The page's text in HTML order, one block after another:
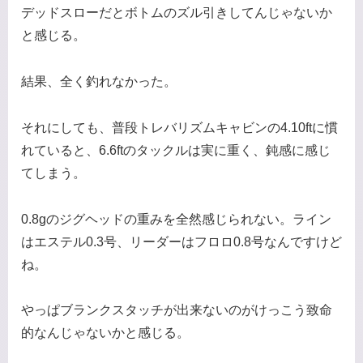
デッドスローだとボトムのズル引きしてんじゃないか
と感じる。
結果、全く釣れなかった。
それにしても、普段トレバリズムキャビンの4.10ftに慣
れていると、6.6ftのタックルは実に重く、鈍感に感じ
てしまう。
0.8gのジグヘッドの重みを全然感じられない。ライン
はエステル0.3号、リーダーはフロロ0.8号なんですけど
ね。
やっぱブランクスタッチが出来ないのがけっこう致命
的なんじゃないかと感じる。